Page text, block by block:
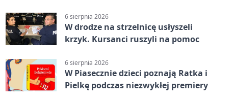
6 sierpnia 2026
W drodze na strzelnicę usłyszeli
krzyk. Kursanci ruszyli na pomoc
6 sierpnia 2026
W Piasecznie dzieci poznają Ratka i
Pielkę podczas niezwykłej premiery